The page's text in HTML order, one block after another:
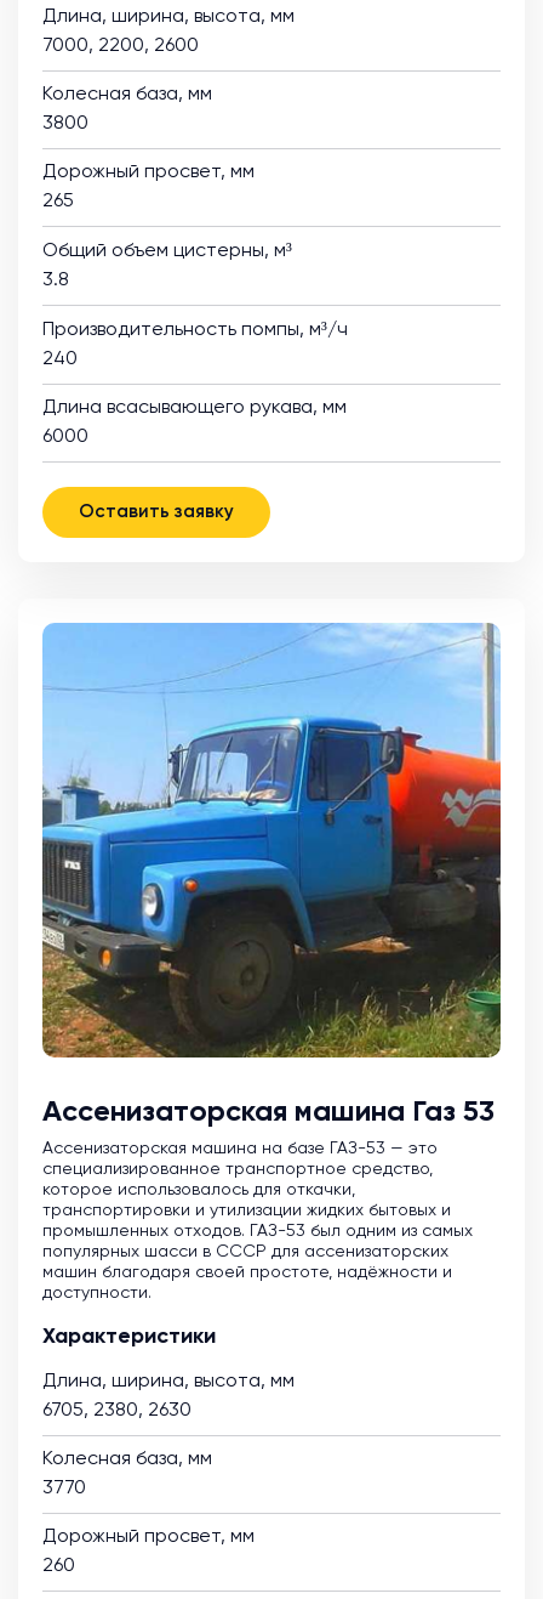
Длина, ширина, высота, мм
7000, 2200, 2600
Колесная база, мм
3800
Дорожный просвет, мм
265
Общий объем цистерны, м³
3.8
Производительность помпы, м³/ч
240
Длина всасывающего рукава, мм
6000
Оставить заявку
Ассенизаторская машина Газ 53
Ассенизаторская машина на базе ГАЗ-53 — это
специализированное транспортное средство,
которое использовалось для откачки,
транспортировки и утилизации жидких бытовых и
промышленных отходов. ГАЗ-53 был одним из самых
популярных шасси в СССР для ассенизаторских
машин благодаря своей простоте, надёжности и
доступности.
Характеристики
Длина, ширина, высота, мм
6705, 2380, 2630
Колесная база, мм
3770
Дорожный просвет, мм
260